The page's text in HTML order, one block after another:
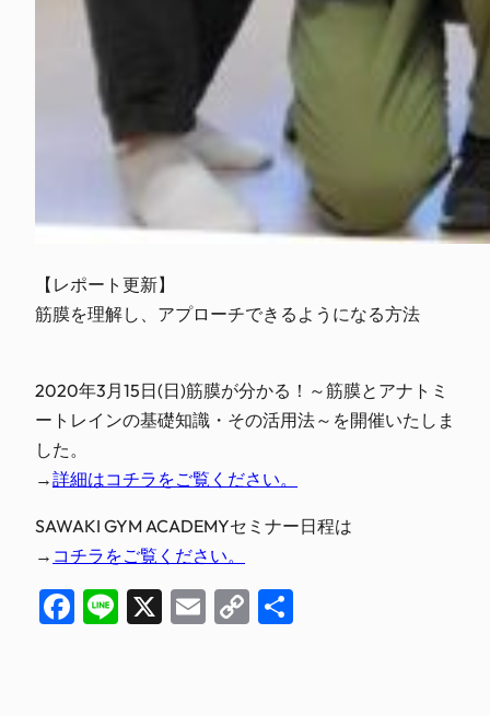
【レポート更新】
筋膜を理解し、アプローチできるようになる方法
2020年3月15日(日)筋膜が分かる！～筋膜とアナトミ
ートレインの基礎知識・その活用法～を開催いたしま
した。
→詳細はコチラをご覧ください。
SAWAKI GYM ACADEMYセミナー日程は
→ コチラをご覧ください。
Facebook
Line
X EmailCopy